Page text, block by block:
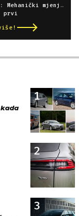
Mehanički mjenjač
prvi
1
kada
2
3